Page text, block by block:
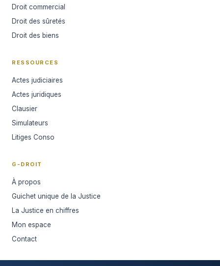
Droit commercial
Droit des sûretés
Droit des biens
RESSOURCES
Actes judiciaires
Actes juridiques
Clausier
Simulateurs
Litiges Conso
G-DROIT
À propos
Guichet unique de la Justice
La Justice en chiffres
Mon espace
Contact